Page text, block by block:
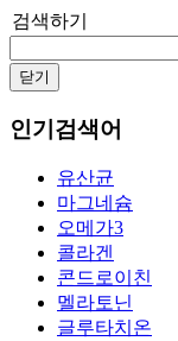
검색하기
닫기
인기검색어
유산균
마그네슘
오메가3
콜라겐
콘드로이친
멜라토닌
글루타치온